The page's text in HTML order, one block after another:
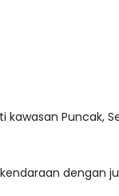
kawasan Puncak,
dengan